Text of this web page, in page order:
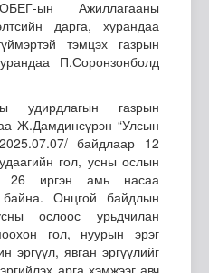
ын Ажиллагааны
дарга, хурандаа
тэмцэх газрын
П.Соронзонболд
удирдлагын газрын
Ж.Дамдинсүрэн “Улсын
байдлаар 12
гол, усны ослын
26 иргэн амь насаа
Онцгой байдлын
ослоос урьдчилан
гол, нуурын эрэг
эргүүл, явган эргүүлийг
арга хэмжээг авч